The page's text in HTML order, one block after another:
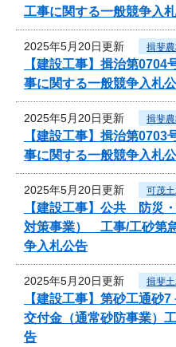
工事に関する一般競争入
2025年5月20日更新 揖斐
【建設工事】揖治第0704
事に関する一般競争入札
2025年5月20日更新 揖斐
【建設工事】揖治第0703
事に関する一般競争入札
2025年5月20日更新 可茂
【建設工事】公共 防災
対策事業） 工事/工砂第
争入札公告
2025年5月20日更新 揖斐
【建設工事】第砂工通
交付金（通常砂防事業）
告